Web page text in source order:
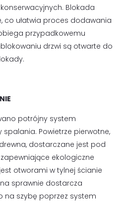
Blokada
co ułatwia proces dodawania
przypadkowemu
drzwi są otwarte do
potrójny system
Powietrze pierwotne,
dostarczane jest pod
ekologiczne
otworami w tylnej ścianie
sprawnie dostarcza
na szybę poprzez system